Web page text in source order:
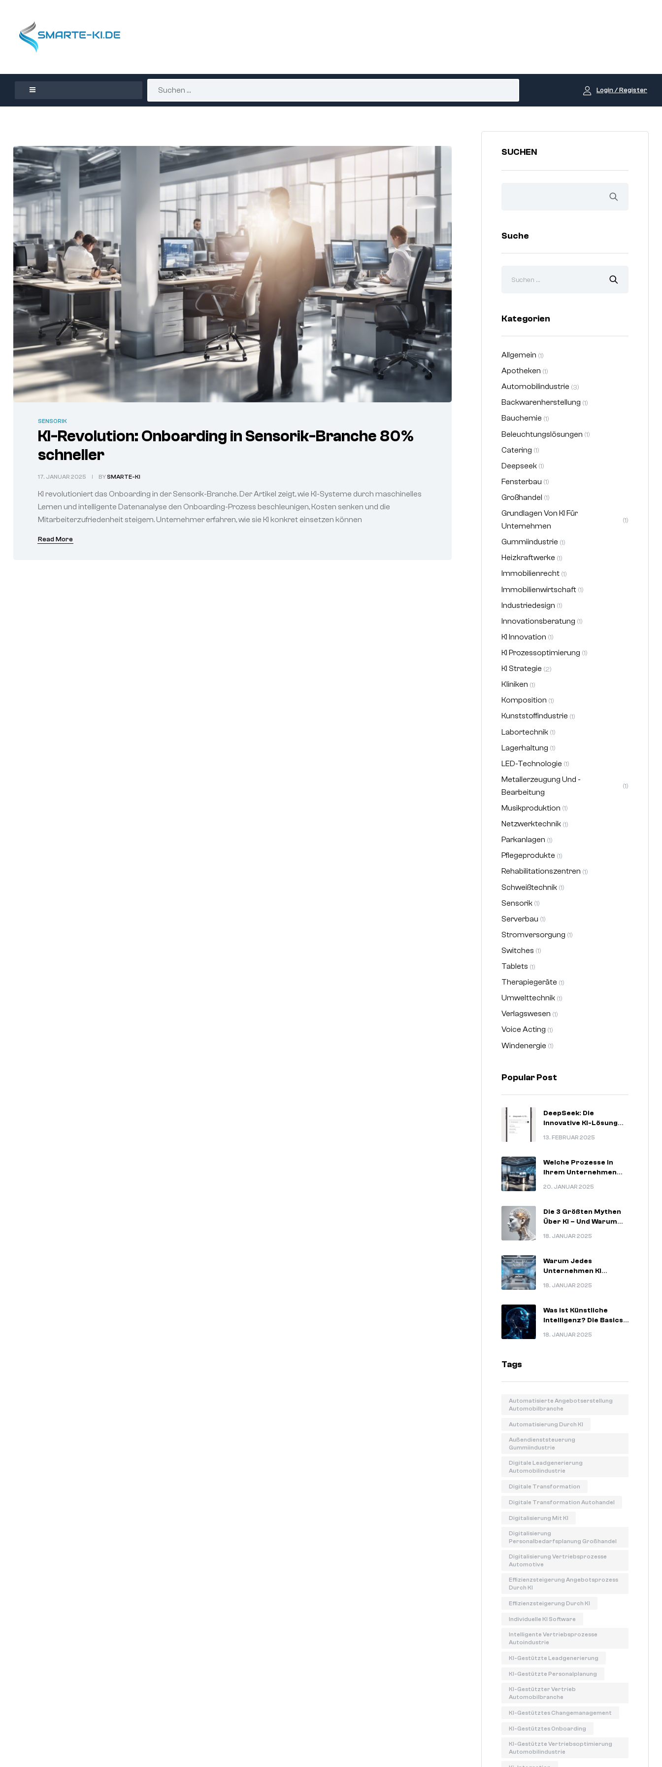
Login / Register
SENSORIK
KI-Revolution: Onboarding in Sensorik-Branche 80%
schneller
17. JANUAR 2025 BYSMARTE-KI
KI revolutioniert das Onboarding in der Sensorik-Branche. Der Artikel zeigt, wie KI-Systeme durch maschinelles
Lernen und intelligente Datenanalyse den Onboarding-Prozess beschleunigen, Kosten senken und die
Mitarbeiterzufriedenheit steigern. Unternehmer erfahren, wie sie KI konkret einsetzen können
Read More
SUCHEN
Suche
Kategorien
Allgemein (1)
Apotheken (1)
Automobilindustrie (3)
Backwarenherstellung (1)
Bauchemie (1)
Beleuchtungslösungen (1)
Catering (1)
Deepseek (1)
Fensterbau (1)
Großhandel (1)
Grundlagen Von KI Für
Unternehmen
(1)
Gummiindustrie (1)
Heizkraftwerke (1)
Immobilienrecht (1)
Immobilienwirtschaft (1)
Industriedesign (1)
Innovationsberatung (1)
KI Innovation (1)
KI Prozessoptimierung (1)
KI Strategie (2)
Kliniken (1)
Komposition (1)
Kunststoffindustrie (1)
Labortechnik (1)
Lagerhaltung (1)
LED-Technologie (1)
Metallerzeugung Und -
Bearbeitung
(1)
Musikproduktion (1)
Netzwerktechnik (1)
Parkanlagen (1)
Pflegeprodukte (1)
Rehabilitationszentren (1)
Schweißtechnik (1)
Sensorik (1)
Serverbau (1)
Stromversorgung (1)
Switches (1)
Tablets (1)
Therapiegeräte (1)
Umwelttechnik (1)
Verlagswesen (1)
Voice Acting (1)
Windenergie (1)
Popular Post
13. FEBRUAR 2025
DeepSeek: Die
Innovative KI-Lösung
20. JANUAR 2025
Welche Prozesse In
Ihrem Unternehmen
18. JANUAR 2025
Die 3 Größten Mythen
Über KI – Und Warum
18. JANUAR 2025
Warum Jedes
Unternehmen KI
18. JANUAR 2025
Was Ist Künstliche
Intelligenz? Die Basics
Tags
Automatisierte Angebotserstellung
Automobilbranche
Automatisierung Durch KI
Außendienststeuerung
Gummiindustrie
Digitale Leadgenerierung
Automobilindustrie
Digitale Transformation
Digitale Transformation Autohandel
Digitalisierung Mit KI
Digitalisierung
Personalbedarfsplanung Großhandel
Digitalisierung Vertriebsprozesse
Automotive
Effizienzsteigerung Angebotsprozess
Durch KI
Effizienzsteigerung Durch KI
Individuelle KI Software
Intelligente Vertriebsprozesse
Autoindustrie
KI-Gestützte Leadgenerierung
KI-Gestützte Personalplanung
KI-Gestützter Vertrieb
Automobilbranche
KI-Gestütztes Changemanagement
KI-Gestütztes Onboarding
KI-Gestützte Vertriebsoptimierung
Automobilindustrie